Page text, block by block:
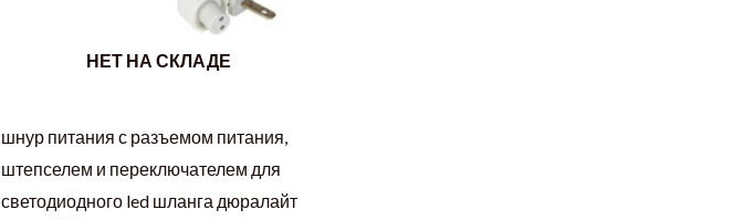
НЕТ НА СКЛАДЕ
шнур питания с разъемом питания,
штепселем и переключателем для
светодиодного led шланга дюралайт